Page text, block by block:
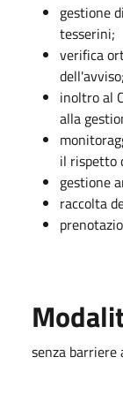
gestione
tesserini;
verifica
dell'avviso;
inoltro al
alla
il rispetto
gestione
raccolta
senza